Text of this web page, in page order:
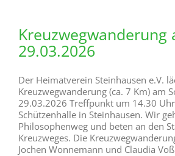
Kreuzwegwanderung
29.03.2026
Der Heimatverein Steinhausen e.V.
Kreuzwegwanderung (ca. 7 Km) am
29.03.2026 Treffpunkt um 14.30
Schützenhalle in Steinhausen. Wir
Philosophenweg und beten an den
Kreuzweges. Die
Jochen Wonnemann und Claudia